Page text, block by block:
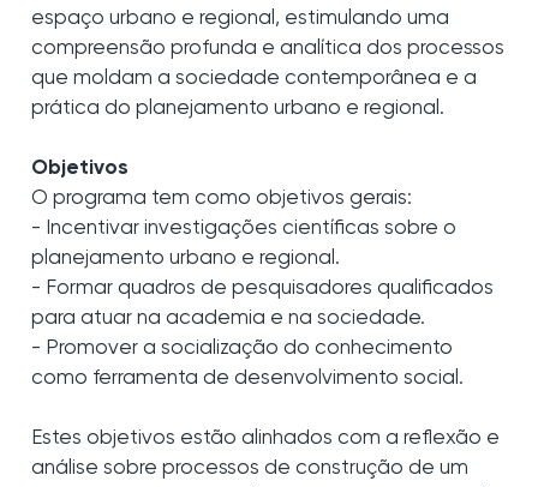
espaço urbano e regional, estimulando uma
compreensão profunda e analítica dos processos
que moldam a sociedade contemporânea e a
prática do planejamento urbano e regional.
Objetivos
O programa tem como objetivos gerais:
- Incentivar investigações científicas sobre o
planejamento urbano e regional.
- Formar quadros de pesquisadores qualificados
para atuar na academia e na sociedade.
- Promover a socialização do conhecimento
como ferramenta de desenvolvimento social.
Estes objetivos estão alinhados com a reflexão e
análise sobre processos de construção de um